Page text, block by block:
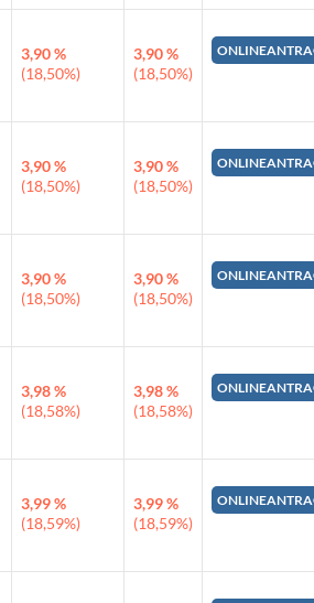
3,90 %
(18,50%)
3,90 %
(18,50%)
3,90 %
(18,50%)
3,90 %
(18,50%)
3,90 %
(18,50%)
3,90 %
(18,50%)
3,98 %
(18,58%)
3,98 %
(18,58%)
3,99 %
(18,59%)
3,99 %
(18,59%)